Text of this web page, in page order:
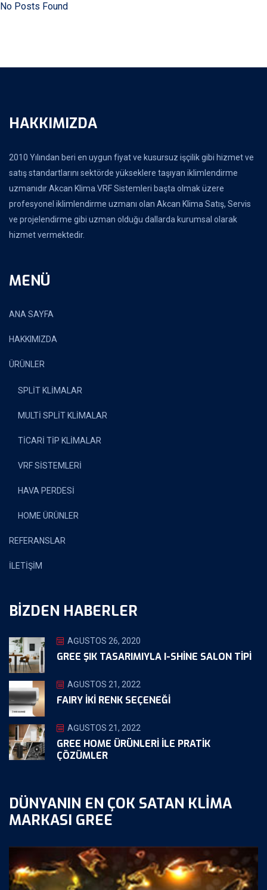
No Posts Found
HAKKIMIZDA
2010 Yılından beri en uygun fiyat ve kusursuz işçilik gibi hizmet ve
satış standartlarını sektörde yükseklere taşıyan iklimlendirme
uzmanıdır Akcan Klima.VRF Sistemleri başta olmak üzere
profesyonel iklimlendirme uzmanı olan Akcan Klima Satış, Servis
ve projelendirme gibi uzman olduğu dallarda kurumsal olarak
hizmet vermektedir.
MENÜ
ANA SAYFA
HAKKIMIZDA
ÜRÜNLER
SPLİT KLİMALAR
MULTİ SPLİT KLİMALAR
TİCARİ TİP KLİMALAR
VRF SİSTEMLERİ
HAVA PERDESİ
HOME ÜRÜNLER
REFERANSLAR
İLETİŞİM
BIZDEN HABERLER
AĞUSTOS 26, 2020
GREE ŞIK TASARIMIYLA I-SHINE SALON TIPI
AĞUSTOS 21, 2022
FAIRY İKİ RENK SEÇENEĞİ
AĞUSTOS 21, 2022
GREE HOME ÜRÜNLERI ILE PRATIK
ÇÖZÜMLER
DÜNYANIN EN ÇOK SATAN KLIMA
MARKASI GREE